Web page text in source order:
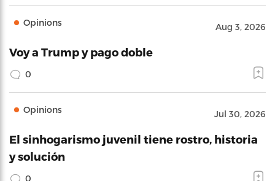
Opinions Aug 3, 2026
Voy a Trump y pago doble
0
Opinions Jul 30, 2026
El sinhogarismo juvenil tiene rostro, historia
y solución
0